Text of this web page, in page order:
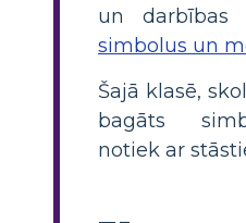
un darbības
simbolus un
Šajā klasē,
bagāts
notiek ar